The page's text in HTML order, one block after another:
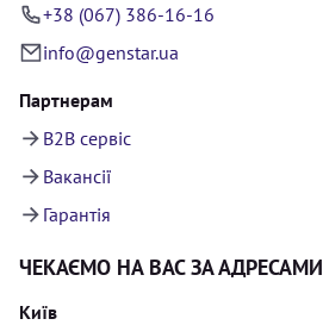
+38 (067) 386-16-16
info@genstar.ua
Партнерам
B2B сервіс
Вакансії
Гарантія
ЧЕКАЄМО НА ВАС ЗА АДРЕСАМИ
Київ